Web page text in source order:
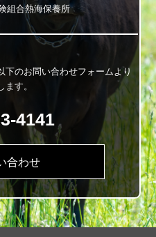
組合熱海保養所
下のお問い合わせフォームより
ます。
4141
合わせ